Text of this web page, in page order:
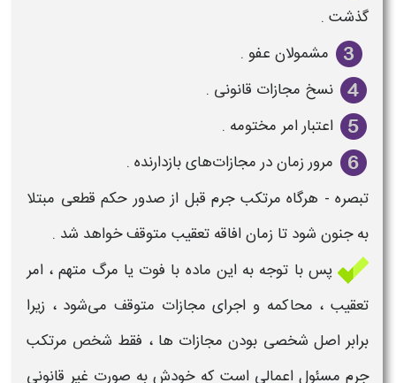
گذشت .
مشمولان عفو .
نسخ مجازات قانونی .
‌اعتبار امر مختومه .
مرور زمان در مجازات‌های بازدارنده .
‌تبصره - هرگاه مرتکب جرم قبل از صدور حکم قطعی مبتلا
به جنون شود تا زمان افاقه تعقیب متوقف خواهد شد .
پس با توجه به این ماده با فوت یا مرگ متهم ، امر
تعقیب ، محاکمه و اجرای مجازات متوقف می‌شود ، زیرا
برابر اصل شخصی بودن مجازات ‌ها ، فقط شخص مرتکب
جرم مسئول اعمالی است که خودش به صورت غیر قانونی